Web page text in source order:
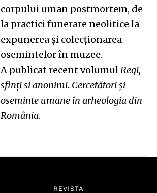
corpului uman postmortem, de
la practici funerare neolitice la
expunerea și colecționarea
osemintelor în muzee.
A publicat recent volumul Regi,
sfinți si anonimi. Cercetători și
oseminte umane în arheologia din
România.
REVISTA